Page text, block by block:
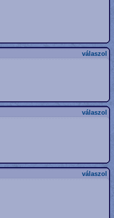
válaszol
válaszol
válaszol